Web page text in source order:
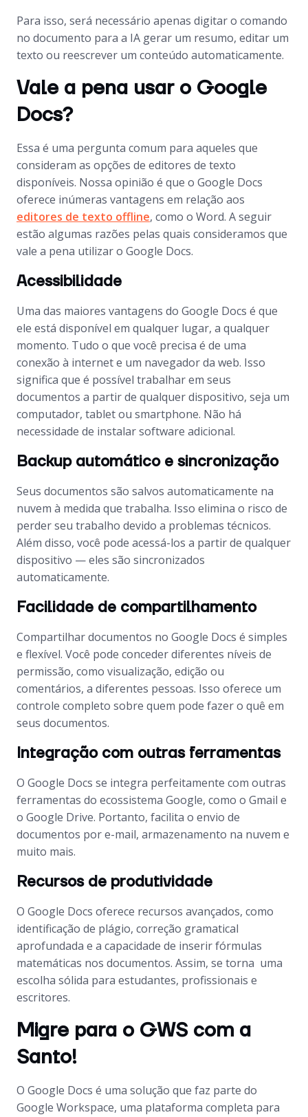
Para isso, será necessário apenas digitar o comando
no documento para a IA gerar um resumo, editar um
texto ou reescrever um conteúdo automaticamente.
Vale a pena usar o Google
Docs?
Essa é uma pergunta comum para aqueles que
consideram as opções de editores de texto
disponíveis. Nossa opinião é que o Google Docs
oferece inúmeras vantagens em relação aos
editores de texto offline, como o Word. A seguir
estão algumas razões pelas quais consideramos que
vale a pena utilizar o Google Docs.
Acessibilidade
Uma das maiores vantagens do Google Docs é que
ele está disponível em qualquer lugar, a qualquer
momento. Tudo o que você precisa é de uma
conexão à internet e um navegador da web. Isso
significa que é possível trabalhar em seus
documentos a partir de qualquer dispositivo, seja um
computador, tablet ou smartphone. Não há
necessidade de instalar software adicional.
Backup automático e sincronização
Seus documentos são salvos automaticamente na
nuvem à medida que trabalha. Isso elimina o risco de
perder seu trabalho devido a problemas técnicos.
Além disso, você pode acessá-los a partir de qualquer
dispositivo — eles são sincronizados
automaticamente.
Facilidade de compartilhamento
Compartilhar documentos no Google Docs é simples
e flexível. Você pode conceder diferentes níveis de
permissão, como visualização, edição ou
comentários, a diferentes pessoas. Isso oferece um
controle completo sobre quem pode fazer o quê em
seus documentos.
Integração com outras ferramentas
O Google Docs se integra perfeitamente com outras
ferramentas do ecossistema Google, como o Gmail e
o Google Drive. Portanto, facilita o envio de
documentos por e-mail, armazenamento na nuvem e
muito mais.
Recursos de produtividade
O Google Docs oferece recursos avançados, como
identificação de plágio, correção gramatical
aprofundada e a capacidade de inserir fórmulas
matemáticas nos documentos. Assim, se torna uma
escolha sólida para estudantes, profissionais e
escritores.
Migre para o GWS com a
Santo!
O Google Docs é uma solução que faz parte do
Google Workspace, uma plataforma completa para